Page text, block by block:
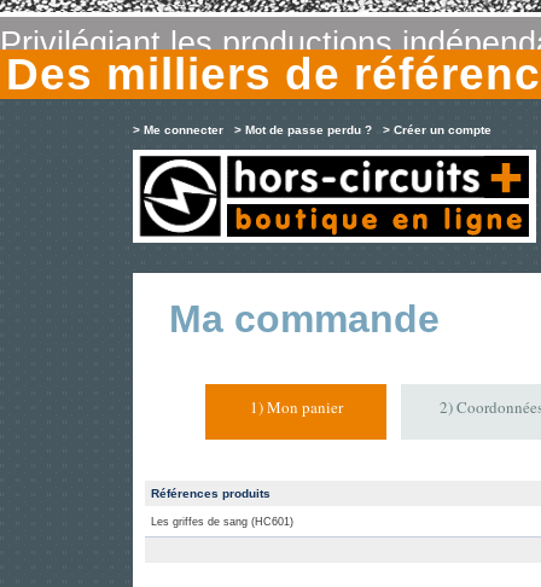
Privilégiant les productions
Des milliers de
> Me connecter > Mot de passe perdu ? > Créer un compte
Ma commande
1) Mon panier 2)
Références produits
Les griffes de sang (HC601)